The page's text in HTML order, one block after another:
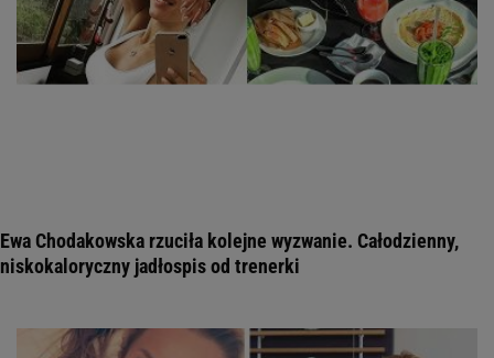
Ewa Chodakowska rzuciła kolejne wyzwanie. Całodzienny,
niskokaloryczny jadłospis od trenerki